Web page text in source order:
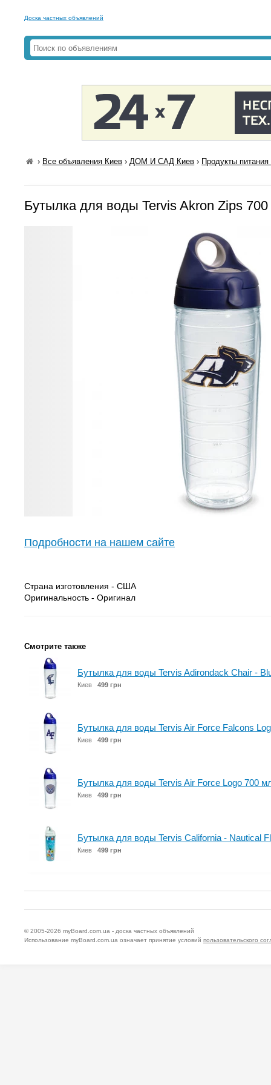
Доска частных объявлений
› Все объявления Киев ›ДОМ И САД Киев › Продукты
Бутылка для воды Tervis Akron Zips
Подробности на нашем сайте
Страна изготовления - США
Оригинальность - Оригинал
Смотрите также
Бутылка для воды Tervis Adirondack Chair -
Киев 499 грн
Бутылка для воды Tervis Air Force Falcons
Киев 499 грн
Бутылка для воды Tervis Air Force Logo 700
Киев 499 грн
Бутылка для воды Tervis California - Nautical
Киев 499 грн
© 2005-2026 myBoard.com.ua - доска частных объявлений
Использование myBoard.com.ua означает принятие условий пользовательского